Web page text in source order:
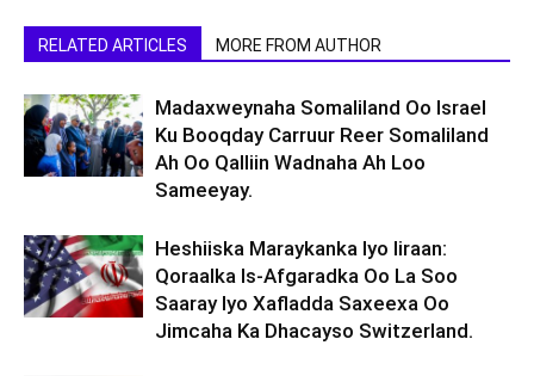
RELATED ARTICLES MORE FROM AUTHOR
Madaxweynaha Somaliland Oo Israel
Ku Booqday Carruur Reer Somaliland
Ah Oo Qalliin Wadnaha Ah Loo
Sameeyay.
Heshiiska Maraykanka Iyo Iiraan:
Qoraalka Is-Afgaradka Oo La Soo
Saaray Iyo Xafladda Saxeexa Oo
Jimcaha Ka Dhacayso Switzerland.